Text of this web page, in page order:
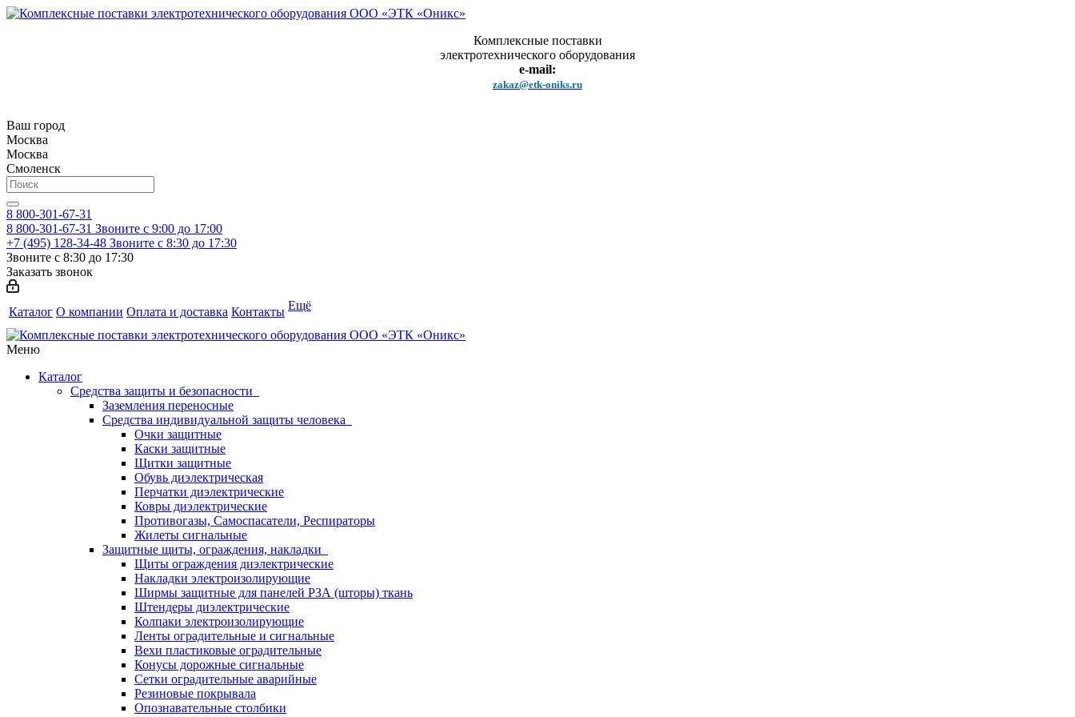
Комплексные поставки
электротехнического оборудования
e-mail:
zakaz@etk-oniks.ru
Ваш город
Москва
Москва
Смоленск
8 800-301-67-31
8 800-301-67-31 Звоните с 9:00 до 17:00
+7 (495) 128-34-48 Звоните с 8:30 до 17:30
Звоните с 8:30 до 17:30
Заказать звонок
Каталог О компании Оплата и доставка Контакты Ещё
Меню
Каталог
Средства защиты и безопасности
Заземления переносные
Средства индивидуальной защиты человека
Очки защитные
Каски защитные
Щитки защитные
Обувь диэлектрическая
Перчатки диэлектрические
Ковры диэлектрические
Противогазы, Самоспасатели, Респираторы
Жилеты сигнальные
Защитные щиты, ограждения, накладки
Щиты ограждения диэлектрические
Накладки электроизолирующие
Ширмы защитные для панелей РЗА (шторы) ткань
Штендеры диэлектрические
Колпаки электроизолирующие
Ленты оградительные и сигнальные
Вехи пластиковые оградительные
Конусы дорожные сигнальные
Сетки оградительные аварийные
Резиновые покрывала
Опознавательные столбики